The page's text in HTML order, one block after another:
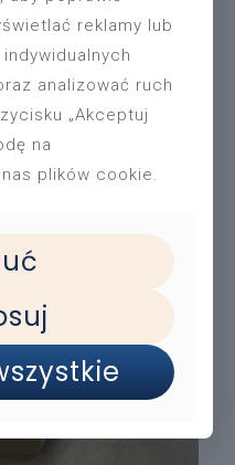
27.07 – 03.08.2026
będzie nieczynna.
reklamy lub
analizować ruch
„Akceptuj
na
plików cookie.